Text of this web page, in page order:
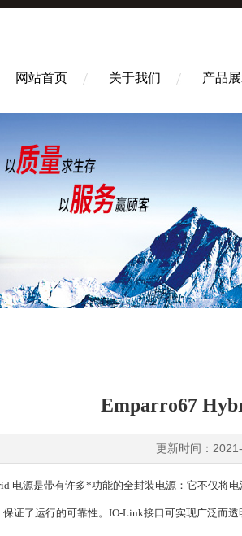
网站首页 关于我们 产品
Emparro67
更新时间：
电源是带有许多*功能的全封装电源：它不仅将
证了运行的可靠性。IO-Link接口可实现广泛而透